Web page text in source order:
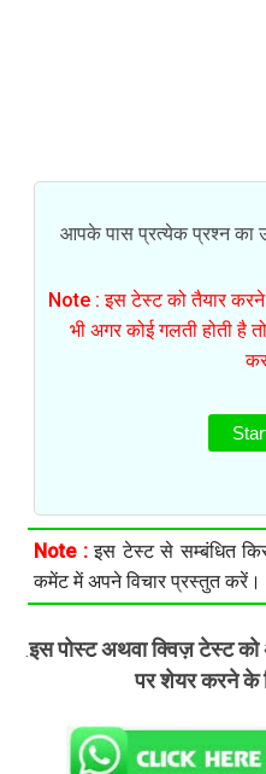
आपके पास प्रत्येक प्रश्न का
Note : इस टेस्ट को तैयार करने
भी अगर कोई गलती होती है
Note :इस टेस्ट से सम्बंधित
कमेंट में अपने विचार प्रस्तुत करें।
.इस पोस्ट अथवा क्विज़ टेस्ट
पर शेयर करने के